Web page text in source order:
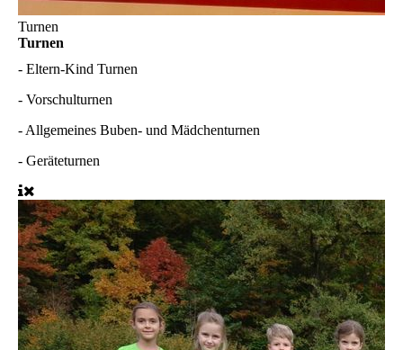
Turnen
Turnen
- Eltern-Kind Turnen
- Vorschulturnen
- Allgemeines Buben- und Mädchenturnen
- Geräteturnen